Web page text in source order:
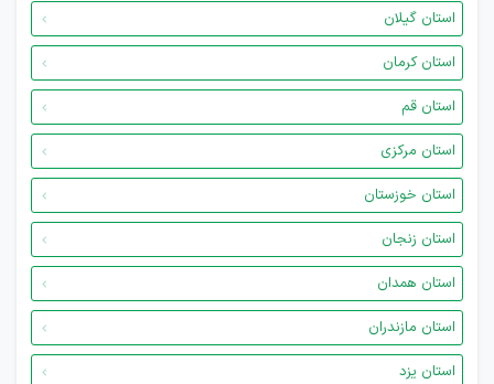
استان گیلان
استان کرمان
استان قم
استان مرکزی
استان خوزستان
استان زنجان
استان همدان
استان مازندران
استان یزد